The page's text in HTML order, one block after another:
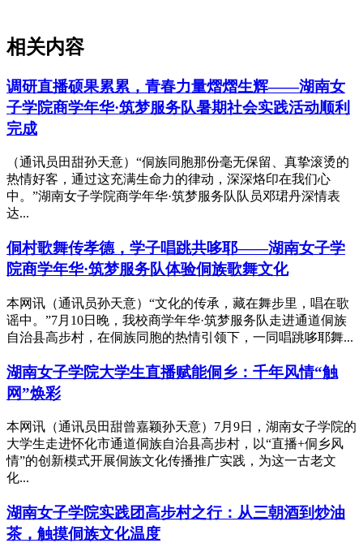
相关内容
调研直播硕果累累，青春力量熠熠生辉——湖南女
子学院商学年华·筑梦服务队暑期社会实践活动顺利
完成
（通讯员田甜孙天意）“侗族同胞那份毫无保留、真挚滚烫的
热情好客，通过这充满生命力的律动，深深烙印在我们心
中。”湖南女子学院商学年华·筑梦服务队队员邓珺丹深情表
达...
侗村歌舞传孝德，学子唱跳共哆耶——湖南女子学
院商学年华·筑梦服务队体验侗族歌舞文化
本网讯（通讯员孙天意）“文化的传承，藏在舞步里，唱在歌
谣中。”7月10日晚，我校商学年华·筑梦服务队走进通道侗族
自治县高步村，在侗族同胞的热情引领下，一同唱跳哆耶舞...
湖南女子学院大学生直播赋能侗乡：千年风情“触
网”焕彩
本网讯（通讯员田甜曾嘉颖孙天意）7月9日，湖南女子学院的
大学生走进怀化市通道侗族自治县高步村，以“直播+侗乡风
情”的创新模式开展侗族文化传播推广实践，为这一古老文
化...
湖南女子学院实践团高步村之行：从三朝酒到炒油
茶，触摸侗族文化温度